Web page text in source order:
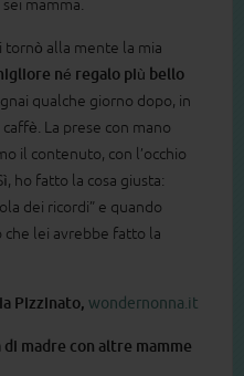
mamma.
tornò alla mente la mia
né regalo più bello
qualche giorno dopo, in
La prese con mano
il contenuto, con l’occhio
ho fatto la cosa giusta:
dei ricordi” e quando
che lei avrebbe fatto la
Pizzinato, wondernonna.it
madre con altre mamme